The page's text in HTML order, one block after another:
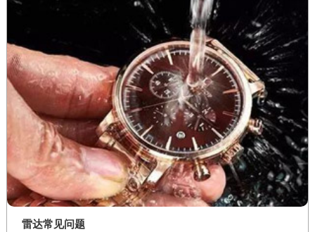
雷达常见问题